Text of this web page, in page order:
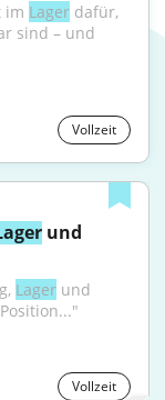
im Lager dafür,
sind – und
Vollzeit
und
Lager und
Vollzeit